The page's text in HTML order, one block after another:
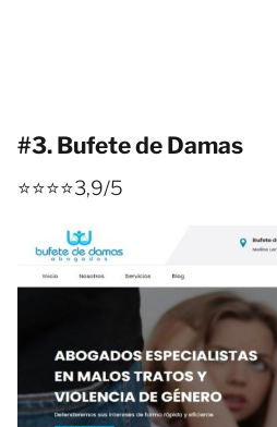
#3. Bufete de Damas
⭐⭐⭐⭐3,9/5